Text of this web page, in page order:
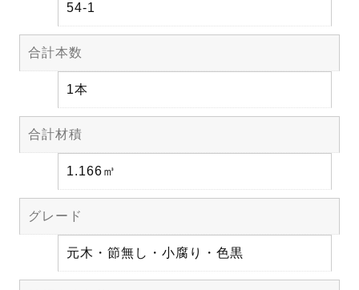
54-1
合計本数
1本
合計材積
1.166㎥
グレード
元木・節無し・小腐り・色黒